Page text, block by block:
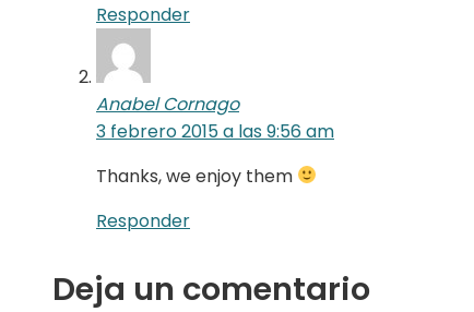
Responder
Anabel Cornago
3 febrero 2015 a las 9:56 am
Thanks, we enjoy them
Responder
Deja un comentario